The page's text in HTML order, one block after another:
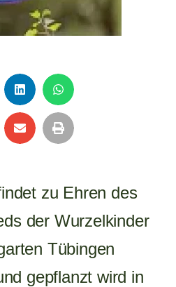
zu Ehren des
der Wurzelkinder
Tübingen
gepflanzt wird in